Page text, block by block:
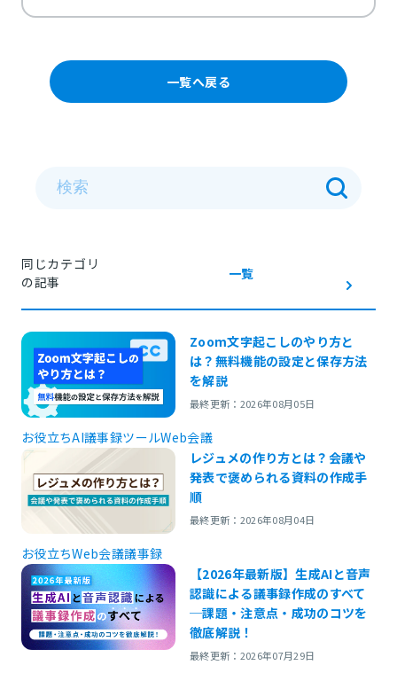
一覧へ戻る
同じカテゴリ
の記事
一覧
Zoom文字起こしのやり方と
は？無料機能の設定と保存方法
を解説
最終更新：2026年08月05日
お役立ちAI議事録ツールWeb会議
レジュメの作り方とは？会議や
発表で褒められる資料の作成手
順
最終更新：2026年08月04日
お役立ちWeb会議議事録
【2026年最新版】生成AIと音声
認識による議事録作成のすべて
─課題・注意点・成功のコツを
徹底解説！
最終更新：2026年07月29日